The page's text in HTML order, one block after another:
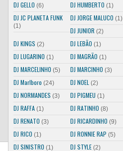
DJ GELLO (6) DJ HUMBERTO (1)
DJ JC PLANETA FUNK
(1)
DJ JORGE MALUCO (1)
DJ JUNIOR (2)
DJ KINGS (2) DJ LEBÃO (1)
DJ LUGARINO (1) DJ MAGRÃO (1)
DJ MARCELINHO (5) DJ MARCINHO (3)
DJ Marlboro (24) DJ NOEL (2)
DJ NORMANDES (3) DJ PIGMEU (1)
DJ RAFFA (1) DJ RATINHO (8)
DJ RENATO (3) DJ RICARDINHO (9)
DJ RICO (1) DJ RONNIE RAP (5)
DJ SINISTRO (1) DJ STYLE (2)